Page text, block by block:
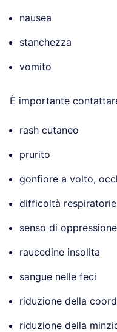
nausea
stanchezza
vomito
È importante
rash cutaneo
prurito
gonfiore a volto,
difficoltà
senso di
raucedine insolita
sangue nelle feci
riduzione della
riduzione della